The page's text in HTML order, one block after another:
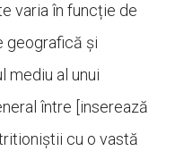
varia în funcție de
geografică și
mediu al unui
între [inserează
cu o vastă